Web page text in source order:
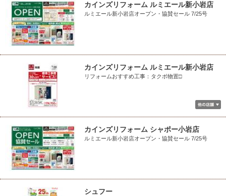
カインズリフォーム ルミエール新小岩店
ルミエール新小岩店オープン・協賛セール 7/25号
カインズリフォーム ルミエール新小岩店
リフォームおすすめ工事：タクボ物置□
カインズリフォーム シャポー小岩店
ルミエール新小岩店オープン・協賛セール 7/25号
シュフー